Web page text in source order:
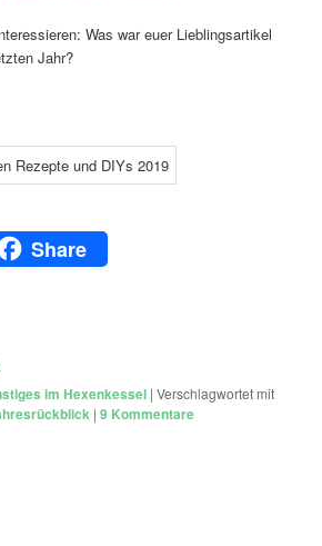
Was war euer Lieblingsartikel
Jahr?
Share
im Hexenkessel |Verschlagwortet mit
|9 Kommentare